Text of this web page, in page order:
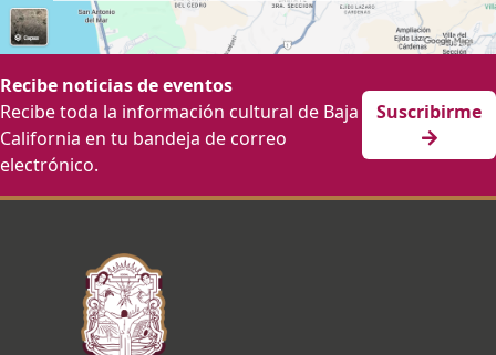
Recibe noticias de eventos
Recibe toda la información cultural de Baja
California en tu bandeja de correo
electrónico.
Suscribirme